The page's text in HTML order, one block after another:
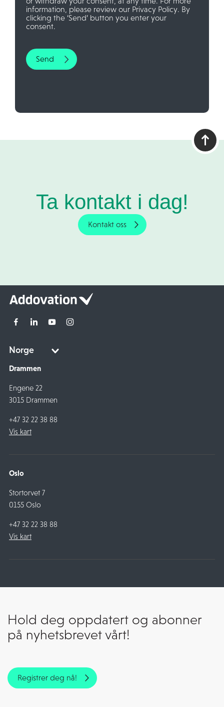
information, please review our Privacy Policy. By
clicking the ‘Send’ button you enter your
consent.
Ta kontakt i dag!
Kontakt oss
Drammen
Engene 22
3015 Drammen
+47 32 22 38 88
Vis kart
Oslo
Stortorvet 7
0155 Oslo
+47 32 22 38 88
Vis kart
Hold deg oppdatert og abonner
på nyhetsbrevet vårt!
Registrer deg nå!